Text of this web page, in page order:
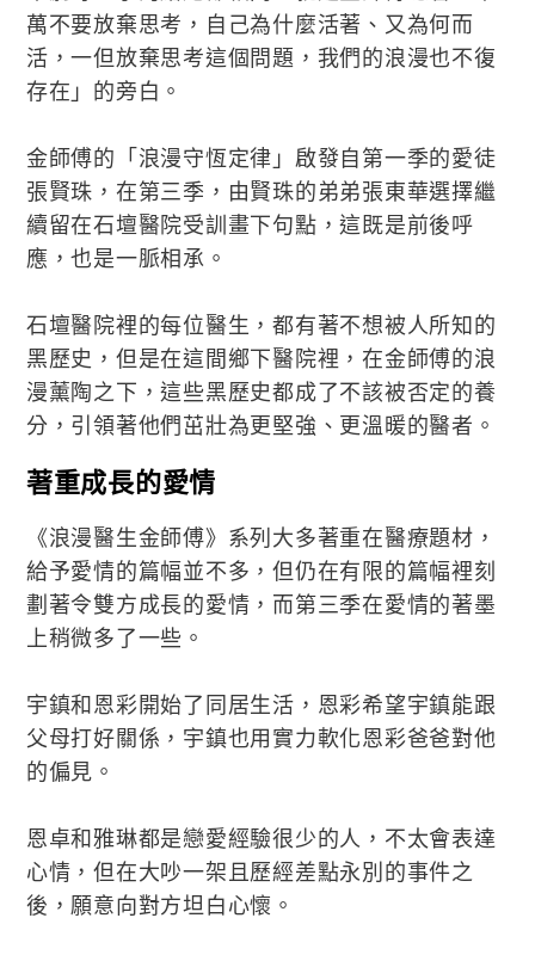
萬不要放棄思考，自己為什麼活著、又為何而
活，一但放棄思考這個問題，我們的浪漫也不復
存在」的旁白。
金師傅的「浪漫守恆定律」啟發自第一季的愛徒
張賢珠，在第三季，由賢珠的弟弟張東華選擇繼
續留在石壇醫院受訓畫下句點，這既是前後呼
應，也是一脈相承。
石壇醫院裡的每位醫生，都有著不想被人所知的
黑歷史，但是在這間鄉下醫院裡，在金師傅的浪
漫薰陶之下，這些黑歷史都成了不該被否定的養
分，引領著他們茁壯為更堅強、更溫暖的醫者。
著重成長的愛情
《浪漫醫生金師傅》系列大多著重在醫療題材，
給予愛情的篇幅並不多，但仍在有限的篇幅裡刻
劃著令雙方成長的愛情，而第三季在愛情的著墨
上稍微多了一些。
宇鎮和恩彩開始了同居生活，恩彩希望宇鎮能跟
父母打好關係，宇鎮也用實力軟化恩彩爸爸對他
的偏見。
恩卓和雅琳都是戀愛經驗很少的人，不太會表達
心情，但在大吵一架且歷經差點永別的事件之
後，願意向對方坦白心懷。